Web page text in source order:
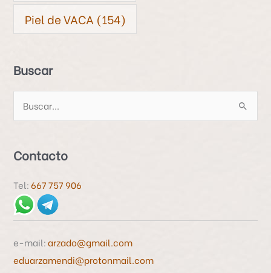
Piel de VACA (154)
Buscar
c
r
p
r
:
Contacto
Tel:667 757 906
e-mail:arzado@gmail.com
eduarzamendi@protonmail.com